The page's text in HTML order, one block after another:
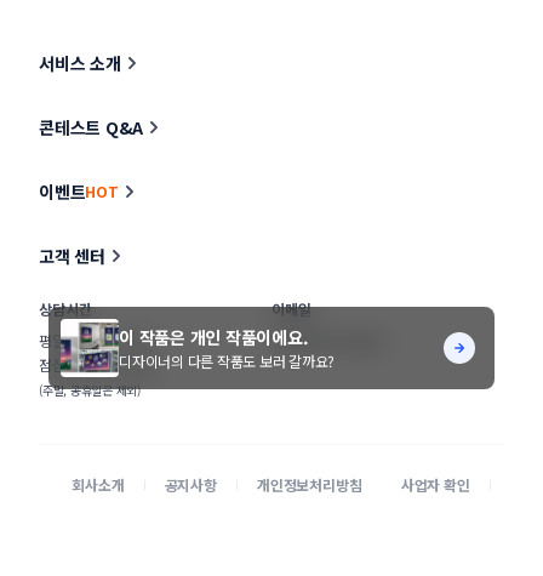
서비스 소개
콘테스트 Q&A
이벤트HOT
고객 센터
상담시간
평일11:00 ~ 17:00
점심12:30 ~ 13:30
(주말, 공휴일은 제외)
이메일
help@stunning.kr
회사소개 공지사항 개인정보처리방침
사업자 확인
이 작품은 개인 작품이에요.
디자이너의 다른 작품도 보러 갈까요?